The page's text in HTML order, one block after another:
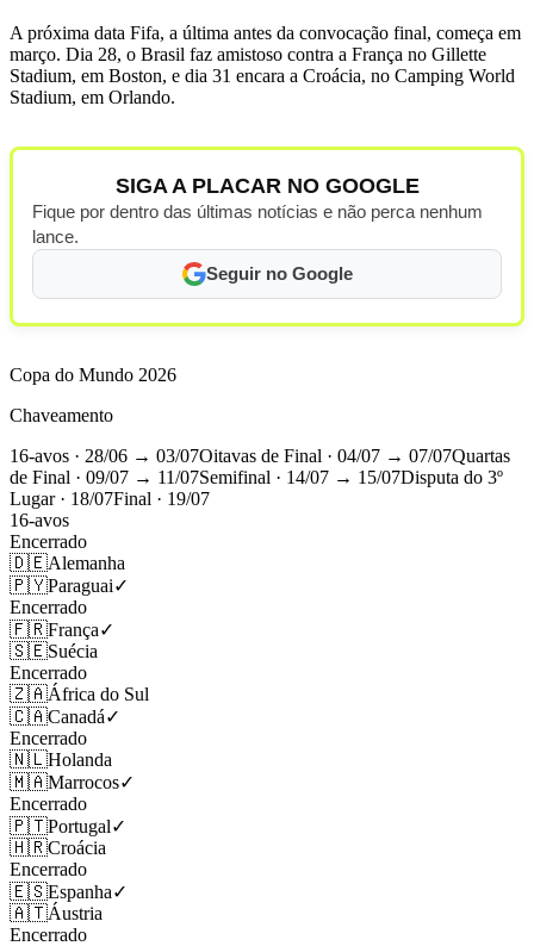
A próxima data Fifa, a última antes da convocação final, começa em
março. Dia 28, o Brasil faz amistoso contra a França no Gillette
Stadium, em Boston, e dia 31 encara a Croácia, no Camping World
Stadium, em Orlando.
SIGA A PLACAR NO GOOGLE
Fique por dentro das últimas notícias e não perca nenhum
lance.
Seguir no Google
Copa do Mundo 2026
Chaveamento
16-avos · 28/06 → 03/07Oitavas de Final · 04/07 → 07/07Quartas
de Final · 09/07 → 11/07Semifinal · 14/07 → 15/07Disputa do 3º
Lugar· 18/07Final · 19/07
16-avos
Encerrado
🇩🇪Alemanha
🇵🇾Paraguai✓
Encerrado
🇫🇷França✓
🇸🇪Suécia
Encerrado
🇿🇦África do Sul
🇨🇦Canadá✓
Encerrado
🇳🇱Holanda
🇲🇦Marrocos✓
Encerrado
🇵🇹Portugal✓
🇭🇷Croácia
Encerrado
🇪🇸Espanha✓
🇦🇹Áustria
Encerrado